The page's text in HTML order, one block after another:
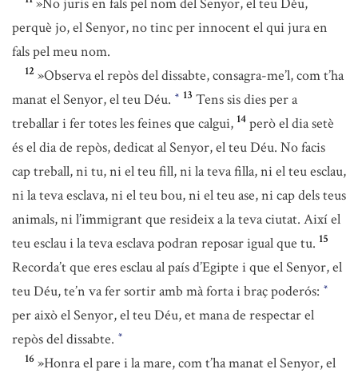
perquè jo, el Senyor, no tinc per innocent el qui jura en
fals pel meu nom.
12 »Observa el repòs del dissabte, consagra-me’l, com t’ha
manat el Senyor, el teu Déu. * 13 Tens sis dies per a
treballar i fer totes les feines que calgui, 14 però el dia setè
és el dia de repòs, dedicat al Senyor, el teu Déu. No facis
cap treball, ni tu, ni el teu fill, ni la teva filla, ni el teu esclau,
ni la teva esclava, ni el teu bou, ni el teu ase, ni cap dels teus
animals, ni l’immigrant que resideix a la teva ciutat. Així el
teu esclau i la teva esclava podran reposar igual que tu. 15
Recorda’t que eres esclau al país d’Egipte i que el Senyor, el
teu Déu, te’n va fer sortir amb mà forta i braç poderós: *
per això el Senyor, el teu Déu, et mana de respectar el
repòs del dissabte. *
16 »Honra el pare i la mare, com t’ha manat el Senyor, el